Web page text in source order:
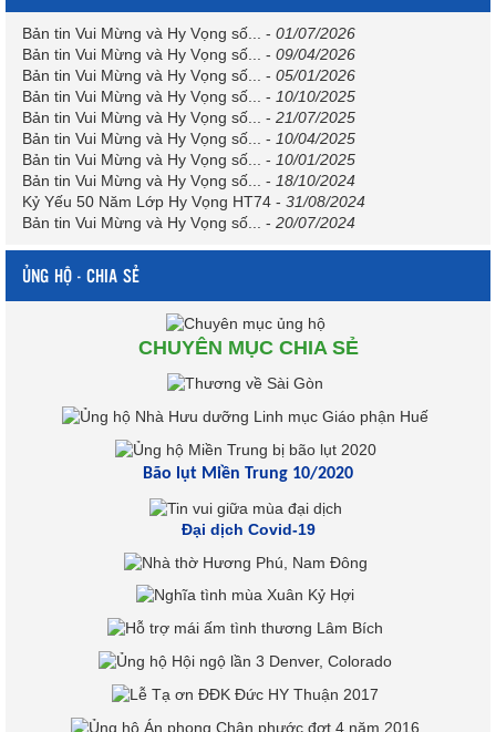
Bản tin Vui Mừng và Hy Vọng số... - 01/07/2026
Bản tin Vui Mừng và Hy Vọng số...
- 09/04/2026
Bản tin Vui Mừng và Hy Vọng số...
- 05/01/2026
Bản tin Vui Mừng và Hy Vọng số...
- 10/10/2025
Bản tin Vui Mừng và Hy Vọng số...
- 21/07/2025
Bản tin Vui Mừng và Hy Vọng số...
- 10/04/2025
Bản tin Vui Mừng và Hy Vọng số...
- 10/01/2025
Bản tin Vui Mừng và Hy Vọng số...
- 18/10/2024
Kỷ Yếu 50 Năm Lớp Hy Vọng HT74 - 31/08/2024
Bản tin Vui Mừng và Hy Vọng số...
- 20/07/2024
ỦNG HỘ - CHIA SẺ
CHUYÊN MỤC CHIA SẺ
Bão lụt Miền Trung 10/2020
Đại dịch Covid-19